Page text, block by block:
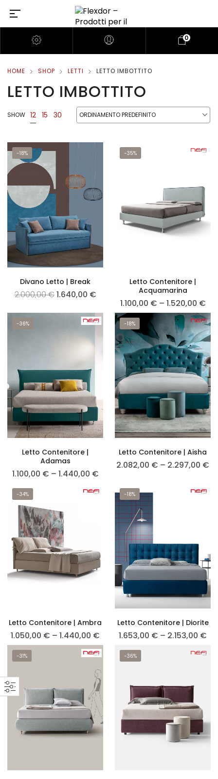
0
HOME SHOP LETTI LETTO IMBOTTITO
LETTO IMBOTTITO
SHOW 12 15 30 ORDINAMENTO PREDEFINITO
-18%
Divano Letto | Break
2.000,00€1.640,00 €
-35%
Letto Contenitore |
Acquamarina
1.100,00 € – 1.520,00 €
-36%
Letto Contenitore |
Adamas
1.100,00 € – 1.440,00 €
-18%
Letto Contenitore | Aisha
2.082,00 € – 2.297,00 €
-34%
Letto Contenitore | Ambra
1.050,00 € – 1.440,00 €
-18%
Letto Contenitore | Diorite
1.653,00 € – 2.153,00 €
-31% -36%